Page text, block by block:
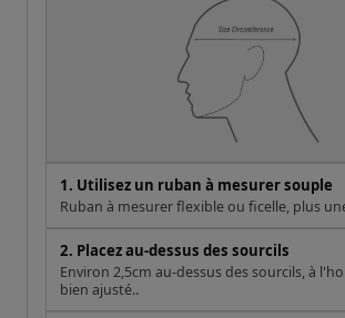
1. Utilisez un ruban à mesurer souple
Ruban à mesurer flexible ou ficelle, plus
2. Placez au-dessus des sourcils
Environ 2,5cm au-dessus des sourcils, à
bien ajusté..